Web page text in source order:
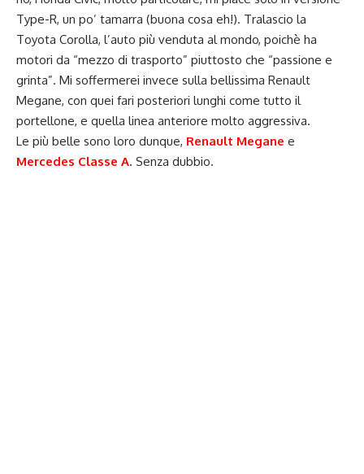
Type-R, un po’ tamarra (buona cosa eh!). Tralascio la
Toyota Corolla, l’auto più venduta al mondo, poichè ha
motori da “mezzo di trasporto” piuttosto che “passione e
grinta”. Mi soffermerei invece sulla bellissima Renault
Megane, con quei fari posteriori lunghi come tutto il
portellone, e quella linea anteriore molto aggressiva.
Le più belle sono loro dunque, Renault Megane e
Mercedes Classe A. Senza dubbio.